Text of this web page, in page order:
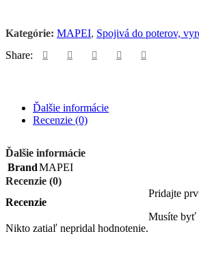
Kategórie: MAPEI, Spojivá do poterov,
Share:
Ďalšie informácie
Recenzie (0)
Ďalšie informácie
BrandMAPEI
Recenzie (0)
Recenzie
Nikto zatiaľ nepridal hodnotenie.
Pridajte
Musíte byť